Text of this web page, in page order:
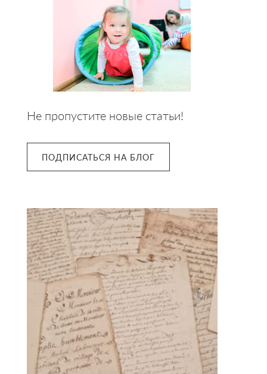
Не пропустите новые статьи!
ПОДПИСАТЬСЯ НА БЛОГ